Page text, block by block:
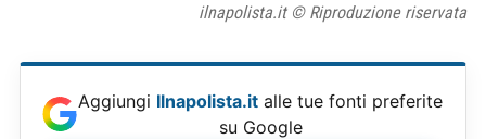
ilnapolista.it © Riproduzione riservata
Aggiungi Ilnapolista.it alle tue fonti preferite
su Google